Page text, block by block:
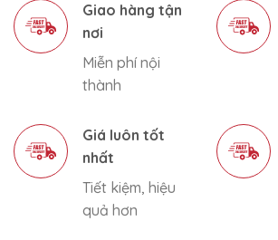
Giao hàng tận
nơi
Miễn phí nội
thành
Giá luôn tốt
nhất
Tiết kiệm, hiệu
quả hơn